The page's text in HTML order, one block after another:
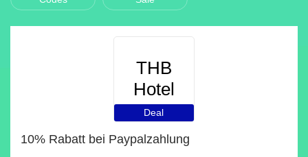
THB
Hotel
Deal
10% Rabatt bei Paypalzahlung